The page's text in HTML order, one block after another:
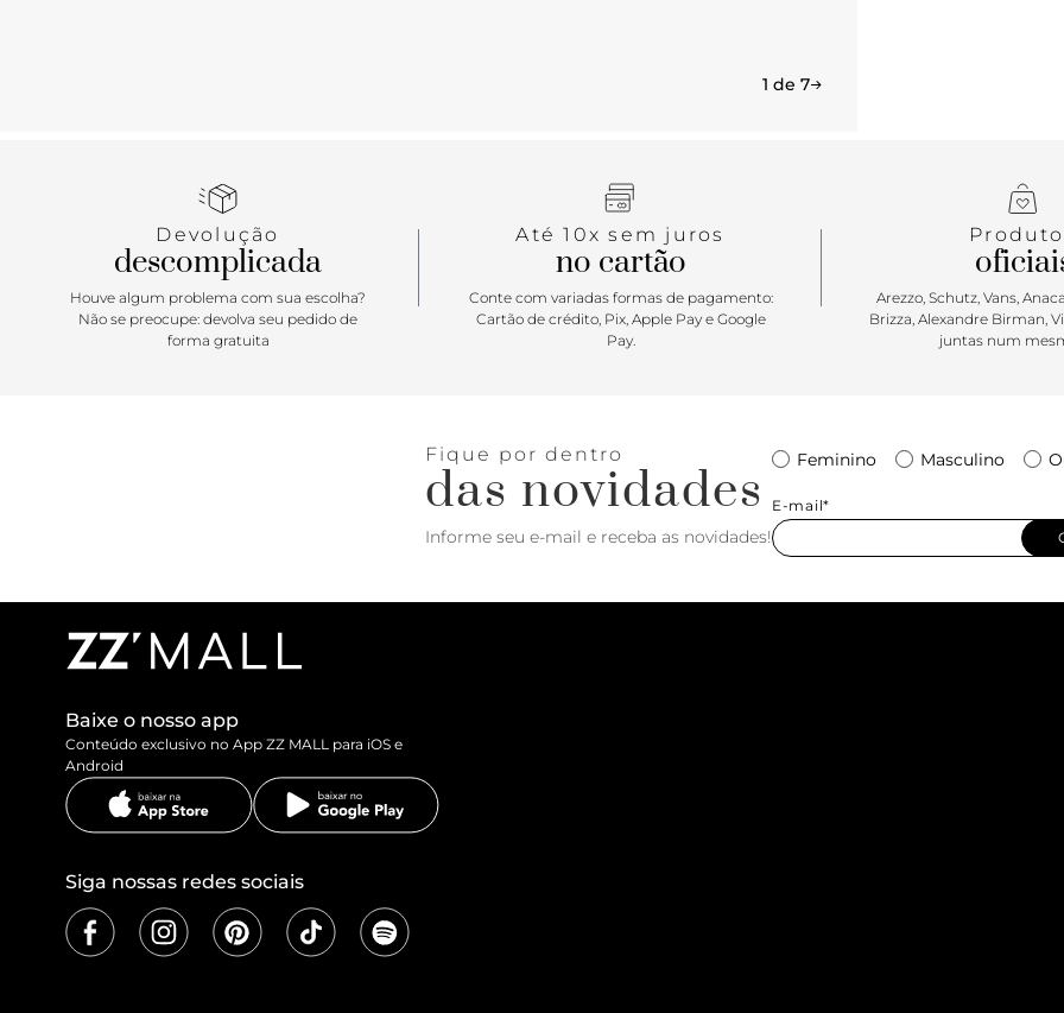
1 de 7
Devolução
descomplicada
Houve algum problema com sua escolha?
Não se preocupe: devolva seu pedido de
forma gratuita
Até 10x sem juros
no cartão
Conte com variadas formas de pagamento:
Cartão de crédito, Pix, Apple Pay e Google
Pay.
Arezzo, Schutz, Vans,
Brizza, Alexandre Birman,
juntas num
Fique por dentro
das novidades
Informe seu e-mail e receba as novidades!
Feminino Masculino
E-mail*
Baixe o nosso app
Conteúdo exclusivo no App ZZ MALL para iOS e
Android
Siga nossas redes sociais